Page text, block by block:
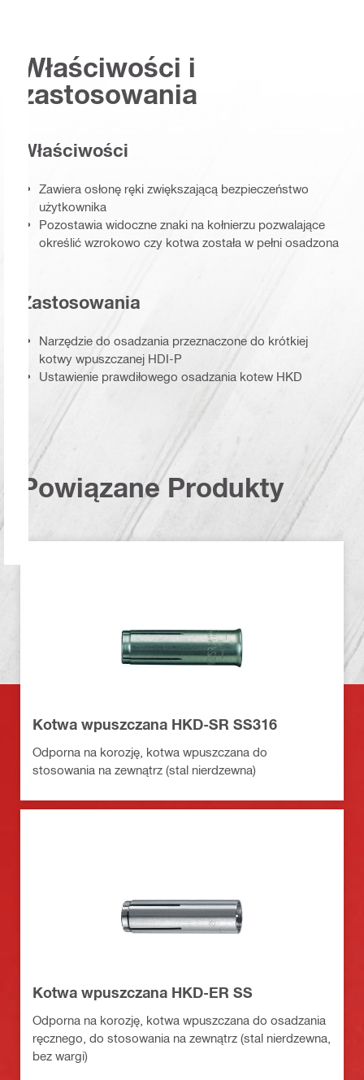
Właściwości i
zastosowania
Właściwości
Zawiera osłonę ręki zwiększającą bezpieczeństwo
użytkownika
Pozostawia widoczne znaki na kołnierzu pozwalające
określić wzrokowo czy kotwa została w pełni osadzona
Zastosowania
Narzędzie do osadzania przeznaczone do krótkiej
kotwy wpuszczanej HDI-P
Ustawienie prawdiłowego osadzania kotew HKD
Powiązane Produkty
Kotwa wpuszczana HKD-SR SS316
Odporna na korozję, kotwa wpuszczana do
stosowania na zewnątrz (stal nierdzewna)
Kotwa wpuszczana HKD-ER SS
Odporna na korozję, kotwa wpuszczana do osadzania
ręcznego, do stosowania na zewnątrz (stal nierdzewna,
bez wargi)